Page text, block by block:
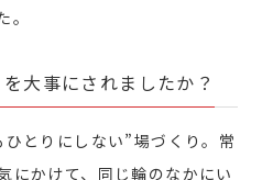
大事にされましたか？
とりにしない”場づくり。常
にかけて、同じ輪のなかにい